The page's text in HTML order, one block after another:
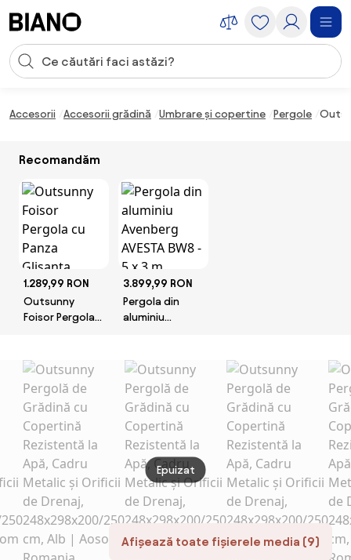
Introducerea căutării
Accesorii Accesorii grădină Umbrare și copertine Pergole
Recomandăm
1.289,99 RON
Outsunny
Foisor Pergola
Exterior, 298 x
213 x 222 cm |
Aosom Romania
3.899,99 RON
Pergola din
aluminiu
x 3 m
Afișează toate fișierele media (9)
Epuizat